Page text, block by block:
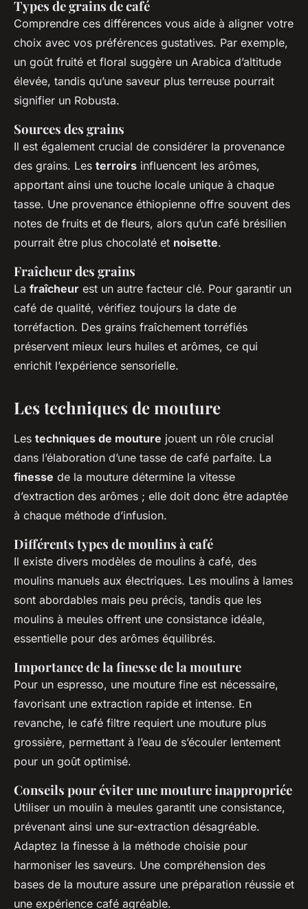
Types de grains de café
Comprendre ces différences vous aide à aligner votre
choix avec vos préférences gustatives. Par exemple,
un goût fruité et floral suggère un Arabica d’altitude
élevée, tandis qu’une saveur plus terreuse pourrait
signifier un Robusta.
Sources des grains
Il est également crucial de considérer la provenance
des grains. Les terroirs influencent les arômes,
apportant ainsi une touche locale unique à chaque
tasse. Une provenance éthiopienne offre souvent des
notes de fruits et de fleurs, alors qu’un café brésilien
pourrait être plus chocolaté et noisette.
Fraîcheur des grains
La fraîcheur est un autre facteur clé. Pour garantir un
café de qualité, vérifiez toujours la date de
torréfaction. Des grains fraîchement torréfiés
préservent mieux leurs huiles et arômes, ce qui
enrichit l’expérience sensorielle.
Les techniques de mouture
Les techniques de mouture jouent un rôle crucial
dans l’élaboration d’une tasse de café parfaite. La
finesse de la mouture détermine la vitesse
d’extraction des arômes ; elle doit donc être adaptée
à chaque méthode d’infusion.
Différents types de moulins à café
Il existe divers modèles de moulins à café, des
moulins manuels aux électriques. Les moulins à lames
sont abordables mais peu précis, tandis que les
moulins à meules offrent une consistance idéale,
essentielle pour des arômes équilibrés.
Importance de la finesse de la mouture
Pour un espresso, une mouture fine est nécessaire,
favorisant une extraction rapide et intense. En
revanche, le café filtre requiert une mouture plus
grossière, permettant à l’eau de s’écouler lentement
pour un goût optimisé.
Conseils pour éviter une mouture inappropriée
Utiliser un moulin à meules garantit une consistance,
prévenant ainsi une sur-extraction désagréable.
Adaptez la finesse à la méthode choisie pour
harmoniser les saveurs. Une compréhension des
bases de la mouture assure une préparation réussie et
une expérience café agréable.